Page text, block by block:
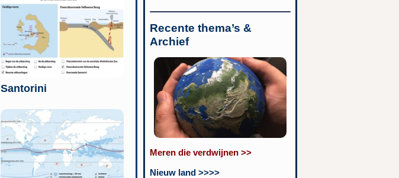
Santorini
Recente thema’s &
Archief
Meren die verdwijnen >>
Nieuw land >>>>